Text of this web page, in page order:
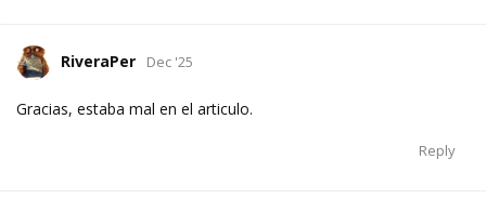
RiveraPer Dec '25
Gracias, estaba mal en el articulo.
Reply